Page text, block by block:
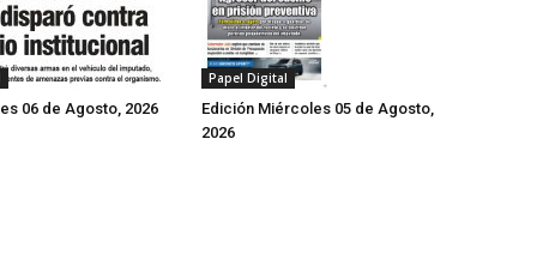
06 de Agosto, 2026
Papel Digital
Edición Miércoles 05 de Agosto,
2026